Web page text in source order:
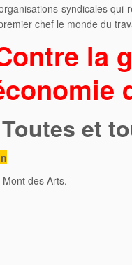
syndicales
chef le monde du
la
Toutes et
des Arts.